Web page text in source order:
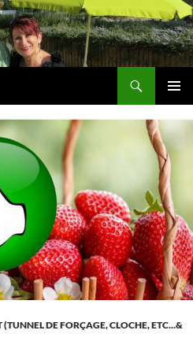
DE FORÇAGE, CLOCHE, ETC...&